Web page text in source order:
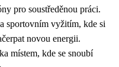
pro soustředěnou práci.
sportovním vyžitím, kde si
novou energii.
místem, kde se snoubí